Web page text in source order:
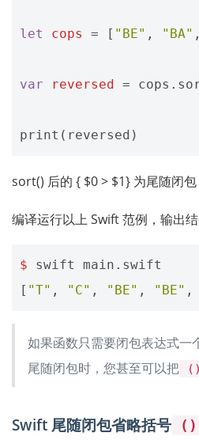
let cops = [ "BE" , "BA" ,
var reversed = cops .
print ( reversed )
sort() 后的 { $0 > $1} 为尾随闭包
编译运行以上 Swift 范例，输出
$ swift main . swift
[ "T" , "C" , "BE" , "BE" ,
如果函数只需要闭包表达式一
尾随闭包时，您甚至可以把
()
Swift 尾随闭包省略括号 ()